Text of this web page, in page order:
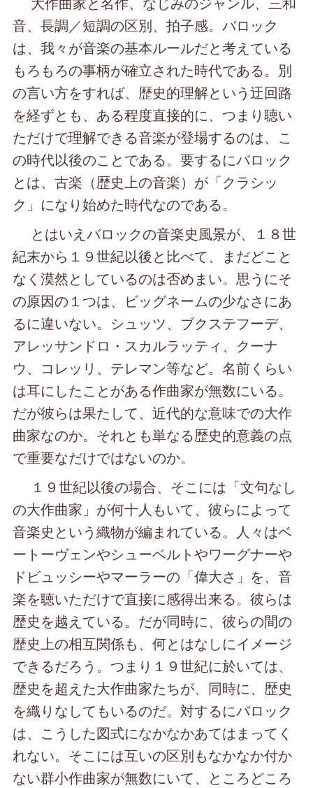
音、長調／短調の区別、拍子感。バロック
は、我々が音楽の基本ルールだと考えている
もろもろの事柄が確立された時代である。別
の言い方をすれば、歴史的理解という迂回路
を経ずとも、ある程度直接的に、つまり聴い
ただけで理解できる音楽が登場するのは、こ
の時代以後のことである。要するにバロック
とは、古楽（歴史上の音楽）が「クラシッ
ク」になり始めた時代なのである。
とはいえバロックの音楽史風景が、１８世
紀末から１９世紀以後と比べて、まだどこと
なく漠然としているのは否めまい。思うにそ
の原因の１つは、ビッグネームの少なさにあ
るに違いない。シュッツ、ブクステフーデ、
アレッサンドロ・スカルラッティ、クーナ
ウ、コレッリ、テレマン等など。名前くらい
は耳にしたことがある作曲家が無数にいる。
だが彼らは果たして、近代的な意味での大作
曲家なのか。それとも単なる歴史的意義の点
で重要なだけではないのか。
１９世紀以後の場合、そこには「文句なし
の大作曲家」が何十人もいて、彼らによって
音楽史という織物が編まれている。人々はベ
ートーヴェンやシューベルトやワーグナーや
ドビュッシーやマーラーの「偉大さ」を、音
楽を聴いただけで直接に感得出来る。彼らは
歴史を越えている。だが同時に、彼らの間の
歴史上の相互関係も、何とはなしにイメージ
できるだろう。つまり１９世紀に於いては、
歴史を超えた大作曲家たちが、同時に、歴史
を織りなしてもいるのだ。対するにバロック
は、こうした図式になかなかあてはまってく
れない。そこには互いの区別もなかなか付か
ない群小作曲家が無数にいて、ところどころ